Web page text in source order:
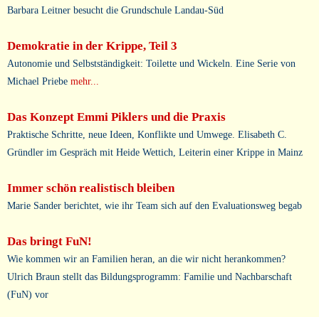
Barbara Leitner besucht die Grundschule Landau-Süd
Demokratie in der Krippe, Teil 3
Autonomie und Selbstständigkeit: Toilette und Wickeln. Eine Serie von
Michael Priebe mehr...
Das Konzept Emmi Piklers und die Praxis
Praktische Schritte, neue Ideen, Konflikte und Umwege. Elisabeth C.
Gründler im Gespräch mit Heide Wettich, Leiterin einer Krippe in Mainz
Immer schön realistisch bleiben
Marie Sander berichtet, wie ihr Team sich auf den Evaluationsweg begab
Das bringt FuN!
Wie kommen wir an Familien heran, an die wir nicht herankommen?
Ulrich Braun stellt das Bildungsprogramm: Familie und Nachbarschaft
(FuN) vor